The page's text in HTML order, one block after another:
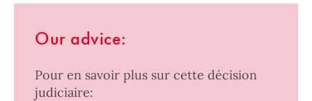
Our advice:
Pour en savoir plus sur cette décision
judiciaire: